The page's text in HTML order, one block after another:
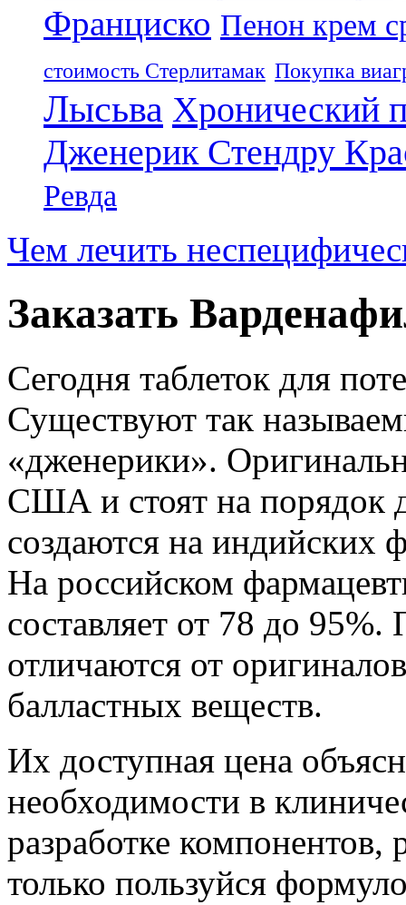
Франциско Пенон крем
стоимость Стерлитамак Покупка
Лысьва Хронический
Дженерик Стендру
Ревда
Чем лечить
Заказать
Сегодня таблеток для
Существуют так
«дженерики».
США и стоят на порядок
создаются на индийских
На российском
составляет от 78 до
отличаются от
балластных веществ.
Их доступная цена
необходимости в
разработке компонентов,
только пользуйся